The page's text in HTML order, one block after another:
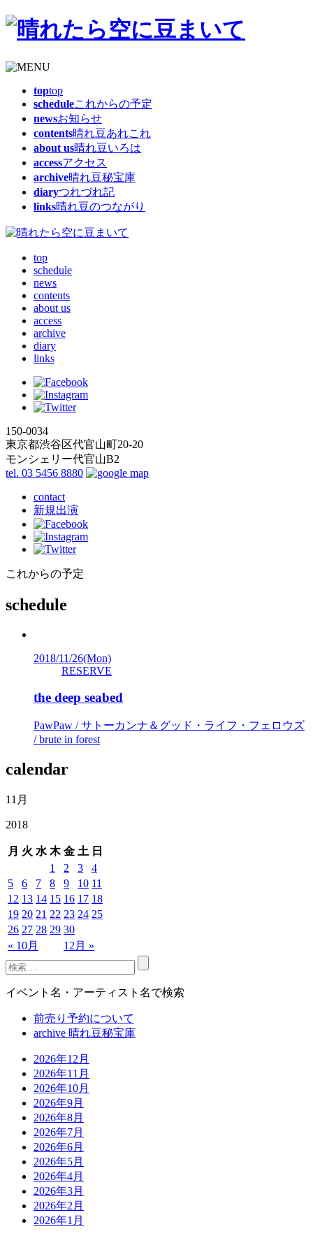
toptop
scheduleこれからの予定
newsお知らせ
contents晴れ豆あれこれ
about us晴れ豆いろは
accessアクセス
archive晴れ豆秘宝庫
diaryつれづれ記
links晴れ豆のつながり
top
schedule
news
contents
about us
access
archive
diary
links
150-0034
東京都渋谷区代官山町20-20
モンシェリー代官山B2
tel. 03 5456 8880
contact
新規出演
これからの予定
schedule
2018/11/26(Mon)
RESERVE
the deep seabed
PawPaw / サトーカンナ＆グッド・ライフ・フェロウズ
/ brute in forest
calendar
11月
2018
月 火 水 木 金 土 日
« 10月 12月 »
1 2 3
4
5
6 7 8 9 10 11
12 13 14 15 16 17 18
19 20 21 22 23 24 25
26 27 28 29 30
イベント名・アーティスト名で検索
前売り予約について
archive 晴れ豆秘宝庫
2026年12月
2026年11月
2026年10月
2026年9月
2026年8月
2026年7月
2026年6月
2026年5月
2026年4月
2026年3月
2026年2月
2026年1月